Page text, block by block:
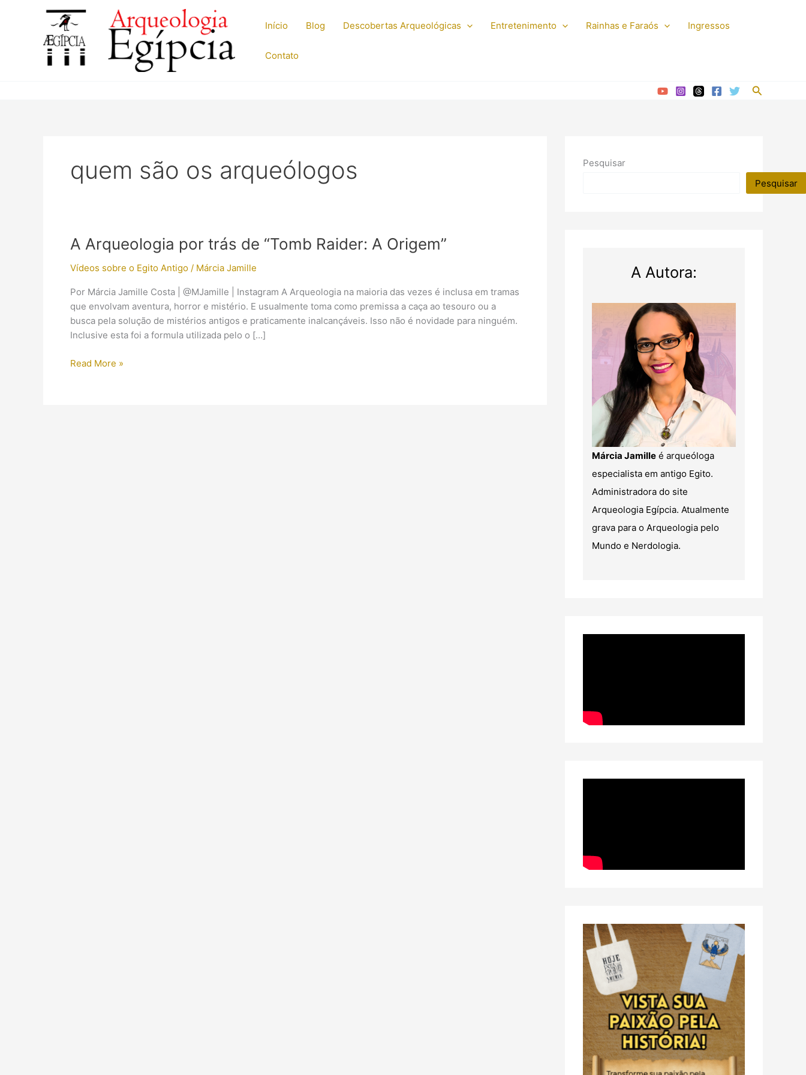
Início Blog Descobertas Arqueológicas Entretenimento Rainhas e Faraós Ingressos
Contato
Pesquisar
quem são os arqueólogos
A Arqueologia por trás de “Tomb Raider: A Origem”
Vídeos sobre o Egito Antigo / Márcia Jamille
Por Márcia Jamille Costa | @MJamille | Instagram A Arqueologia na maioria das vezes é inclusa em tramas
que envolvam aventura, horror e mistério. E usualmente toma como premissa a caça ao tesouro ou a
busca pela solução de mistérios antigos e praticamente inalcançáveis. Isso não é novidade para ninguém.
Inclusive esta foi a formula utilizada pelo o […]
A
Read More »
Pesquisar
Pesquisar
A Autora:
Márcia Jamille é arqueóloga
especialista em antigo Egito.
Administradora do site
Arqueologia Egípcia. Atualmente
grava para o Arqueologia pelo
Mundo e Nerdologia.